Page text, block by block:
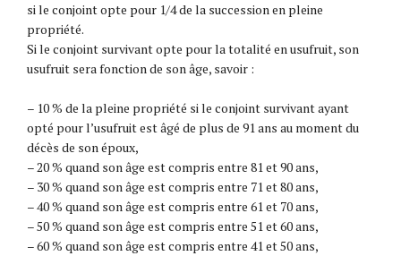
si le conjoint opte pour 1/4 de la succession en pleine
propriété.
Si le conjoint survivant opte pour la totalité en usufruit, son
usufruit sera fonction de son âge, savoir :
– 10 % de la pleine propriété si le conjoint survivant ayant
opté pour l’usufruit est âgé de plus de 91 ans au moment du
décès de son époux,
– 20 % quand son âge est compris entre 81 et 90 ans,
– 30 % quand son âge est compris entre 71 et 80 ans,
– 40 % quand son âge est compris entre 61 et 70 ans,
– 50 % quand son âge est compris entre 51 et 60 ans,
– 60 % quand son âge est compris entre 41 et 50 ans,